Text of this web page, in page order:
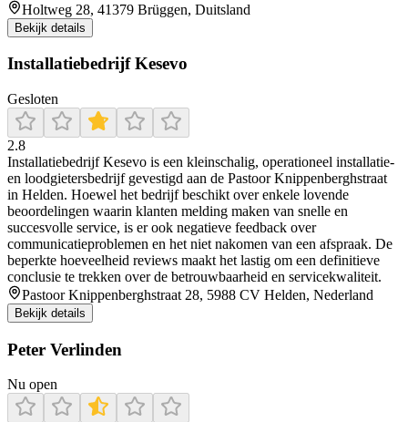
Holtweg 28, 41379 Brüggen, Duitsland
Bekijk details
Installatiebedrijf Kesevo
Gesloten
2.8
Installatiebedrijf Kesevo is een kleinschalig, operationeel installatie-
en loodgietersbedrijf gevestigd aan de Pastoor Knippenberghstraat
in Helden. Hoewel het bedrijf beschikt over enkele lovende
beoordelingen waarin klanten melding maken van snelle en
succesvolle service, is er ook negatieve feedback over
communicatieproblemen en het niet nakomen van een afspraak. De
beperkte hoeveelheid reviews maakt het lastig om een definitieve
conclusie te trekken over de betrouwbaarheid en servicekwaliteit.
Pastoor Knippenberghstraat 28, 5988 CV Helden, Nederland
Bekijk details
Peter Verlinden
Nu open